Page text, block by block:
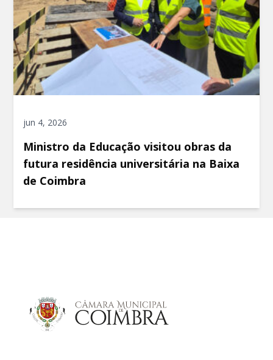
jun 4, 2026
Ministro da Educação visitou obras da
futura residência universitária na Baixa
de Coimbra